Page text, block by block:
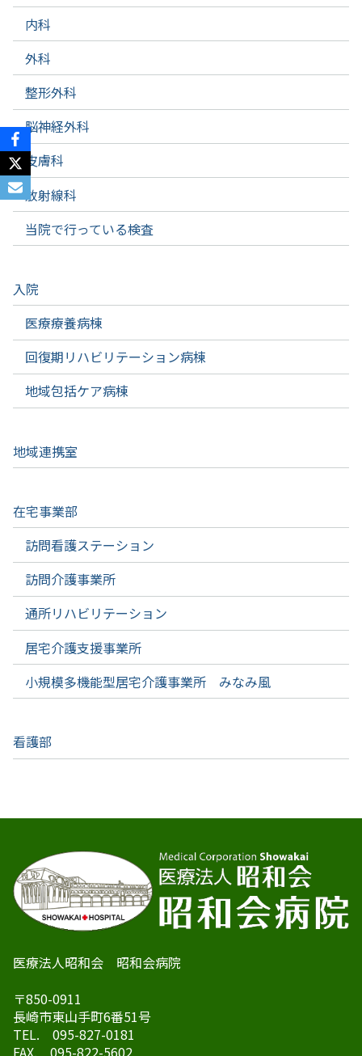
内科
外科
整形外科
脳神経外科
皮膚科
放射線科
当院で行っている検査
入院
医療療養病棟
回復期リハビリテーション病棟
地域包括ケア病棟
地域連携室
在宅事業部
訪問看護ステーション
訪問介護事業所
通所リハビリテーション
居宅介護支援事業所
小規模多機能型居宅介護事業所 みなみ風
看護部
医療法人昭和会 昭和会病院
〒850-0911
長崎市東山手町6番51号
TEL. 095-827-0181
FAX. 095-822-5602